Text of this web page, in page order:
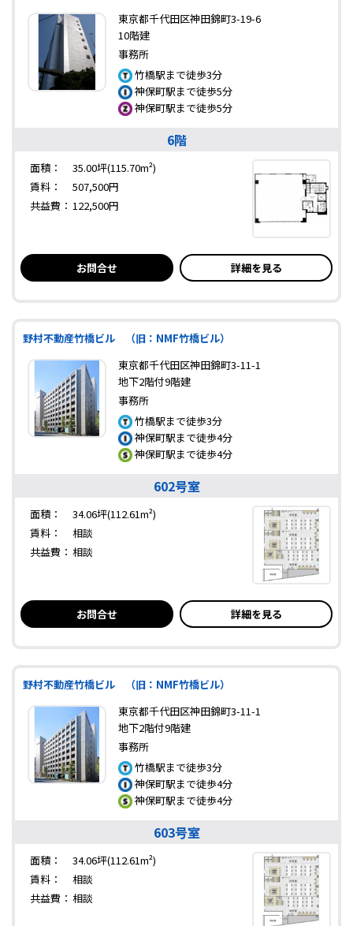
東京都千代田区神田錦町3-19-6
10階建
事務所
竹橋駅まで徒歩3分
神保町駅まで徒歩5分
神保町駅まで徒歩5分
6階
面積：
35.00坪(115.70m²)
賃料：
507,500円
共益費： 122,500円
お問合せ 詳細を見る
野村不動産竹橋ビル （旧：NMF竹橋ビル）
東京都千代田区神田錦町3-11-1
地下2階付9階建
事務所
竹橋駅まで徒歩3分
神保町駅まで徒歩4分
神保町駅まで徒歩4分
602号室
面積：
34.06坪(112.61m²)
賃料：
相談
共益費： 相談
お問合せ 詳細を見る
野村不動産竹橋ビル （旧：NMF竹橋ビル）
東京都千代田区神田錦町3-11-1
地下2階付9階建
事務所
竹橋駅まで徒歩3分
神保町駅まで徒歩4分
神保町駅まで徒歩4分
603号室
面積：
34.06坪(112.61m²)
賃料：
相談
共益費： 相談